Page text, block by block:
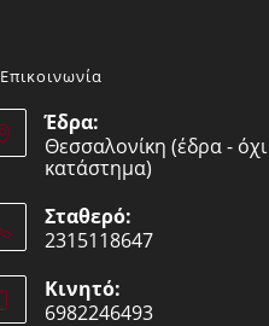
Επικοινωνία
Έδρα:
Θεσσαλονίκη (έδρα - όχι
κατάστημα)
Σταθερό:
2315118647
in
Κινητό:
6982246493